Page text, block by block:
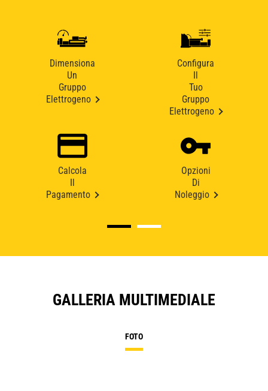
Dimensiona
Un
Gruppo
Elettrogeno
Configura
Tuo
Gruppo
Elettrogeno
Calcola
Pagamento
Opzioni
Di
Noleggio
GALLERIA MULTIMEDIALE
FOTO